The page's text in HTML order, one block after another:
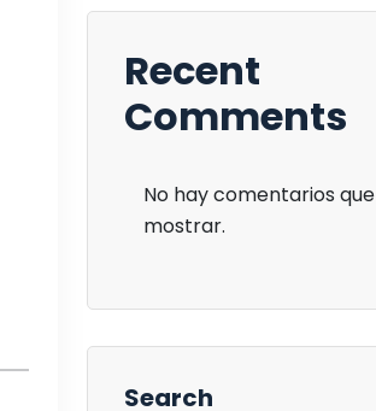
Recent
Comments
No hay comentarios que
mostrar.
Search